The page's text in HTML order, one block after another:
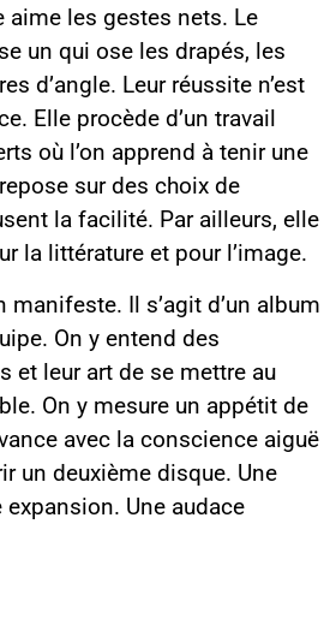
aime les gestes nets. Le
un qui ose les drapés, les
d’angle. Leur réussite n’est
Elle procède d’un travail
où l’on apprend à tenir une
sur des choix de
la facilité. Par ailleurs, elle
la littérature et pour l’image.
manifeste. Il s’agit d’un album
On y entend des
et leur art de se mettre au
On y mesure un appétit de
avec la conscience aiguë
un deuxième disque. Une
Une audace